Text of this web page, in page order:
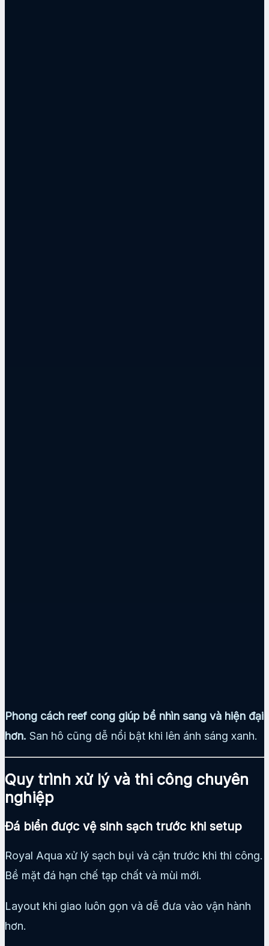
Phong cách reef cong giúp bể nhìn sang và hiện đại
hơn. San hô cũng dễ nổi bật khi lên ánh sáng xanh.
Quy trình xử lý và thi công chuyên
nghiệp
Đá biển được vệ sinh sạch trước khi setup
Royal Aqua xử lý sạch bụi và cặn trước khi thi công.
Bề mặt đá hạn chế tạp chất và mùi mới.
Layout khi giao luôn gọn và dễ đưa vào vận hành
hơn.